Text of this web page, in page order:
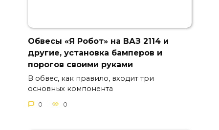
Обвесы «Я Робот» на ВАЗ 2114 и
другие, установка бамперов и
порогов своими руками
В обвес, как правило, входит три
основных компонента
0 0